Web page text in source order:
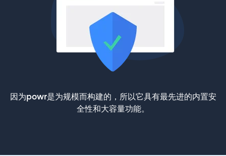
因为powr是为规模而构建的，所以它具有最先进的内置安
全性和大容量功能。